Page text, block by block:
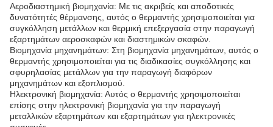
Αεροδιαστημική βιομηχανία: Με τις ακριβείς και αποδοτικές
δυνατότητές θέρμανσης, αυτός ο θερμαντής χρησιμοποιείται για
συγκόλληση μετάλλων και θερμική επεξεργασία στην παραγωγή
εξαρτημάτων αεροσκαφών και διαστημικών σκαφών.
Βιομηχανία μηχανημάτων: Στη βιομηχανία μηχανημάτων, αυτός ο
θερμαντής χρησιμοποιείται για τις διαδικασίες συγκόλλησης και
σφυρηλασίας μετάλλων για την παραγωγή διαφόρων
μηχανημάτων και εξοπλισμού.
Ηλεκτρονική βιομηχανία: Αυτός ο θερμαντής χρησιμοποιείται
επίσης στην ηλεκτρονική βιομηχανία για την παραγωγή
μεταλλικών εξαρτημάτων και εξαρτημάτων για ηλεκτρονικές